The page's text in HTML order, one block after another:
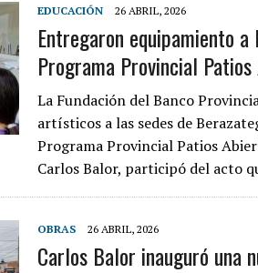
EDUCACIÓN 26 ABRIL, 2026
Entregaron equipamiento
Programa Provincial
La Fundación del Banco
artísticos a las sedes de
Programa Provincial Patios
Carlos Balor, participó del acto
OBRAS 26 ABRIL, 2026
Carlos Balor inauguró una